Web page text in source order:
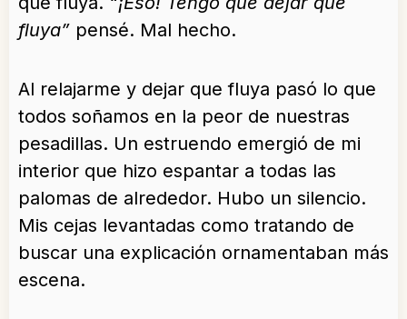
fluya” pensé. Mal hecho.
Al relajarme y dejar que fluya pasó lo que
todos soñamos en la peor de nuestras
pesadillas. Un estruendo emergió de mi
interior que hizo espantar a todas las
palomas de alrededor. Hubo un silencio.
Mis cejas levantadas como tratando de
buscar una explicación ornamentaban más
escena.